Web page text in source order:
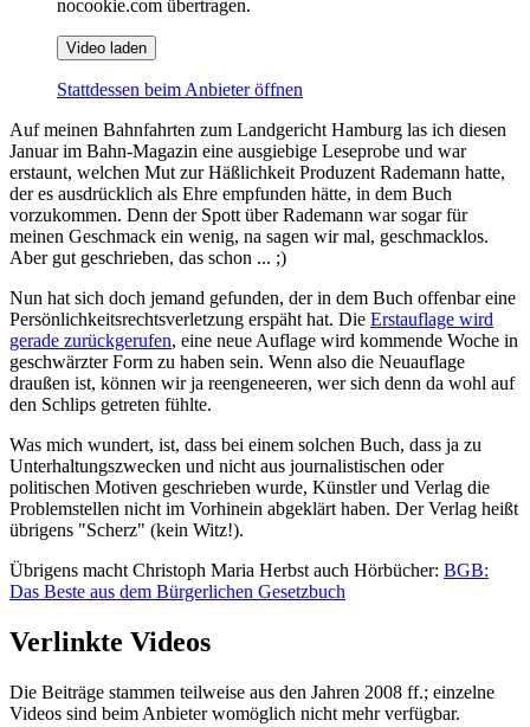
nocookie.com übertragen.
Video laden
Stattdessen beim Anbieter öffnen
Auf meinen Bahnfahrten zum Landgericht Hamburg las ich diesen
Januar im Bahn-Magazin eine ausgiebige Leseprobe und war
erstaunt, welchen Mut zur Häßlichkeit Produzent Rademann hatte,
der es ausdrücklich als Ehre empfunden hätte, in dem Buch
vorzukommen. Denn der Spott über Rademann war sogar für
meinen Geschmack ein wenig, na sagen wir mal, geschmacklos.
Aber gut geschrieben, das schon ... ;)
Nun hat sich doch jemand gefunden, der in dem Buch offenbar eine
Persönlichkeitsrechtsverletzung erspäht hat. Die Erstauflage wird
gerade zurückgerufen, eine neue Auflage wird kommende Woche in
geschwärzter Form zu haben sein. Wenn also die Neuauflage
draußen ist, können wir ja reengeneeren, wer sich denn da wohl auf
den Schlips getreten fühlte.
Was mich wundert, ist, dass bei einem solchen Buch, dass ja zu
Unterhaltungszwecken und nicht aus journalistischen oder
politischen Motiven geschrieben wurde, Künstler und Verlag die
Problemstellen nicht im Vorhinein abgeklärt haben. Der Verlag heißt
übrigens "Scherz" (kein Witz!).
Übrigens macht Christoph Maria Herbst auch Hörbücher: BGB:
Das Beste aus dem Bürgerlichen Gesetzbuch
Verlinkte Videos
Die Beiträge stammen teilweise aus den Jahren 2008 ff.; einzelne
Videos sind beim Anbieter womöglich nicht mehr verfügbar.